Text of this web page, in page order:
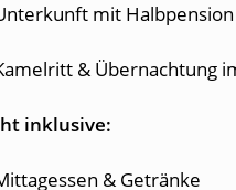
mit
& Übernachtung
inklusive:
& Getränke